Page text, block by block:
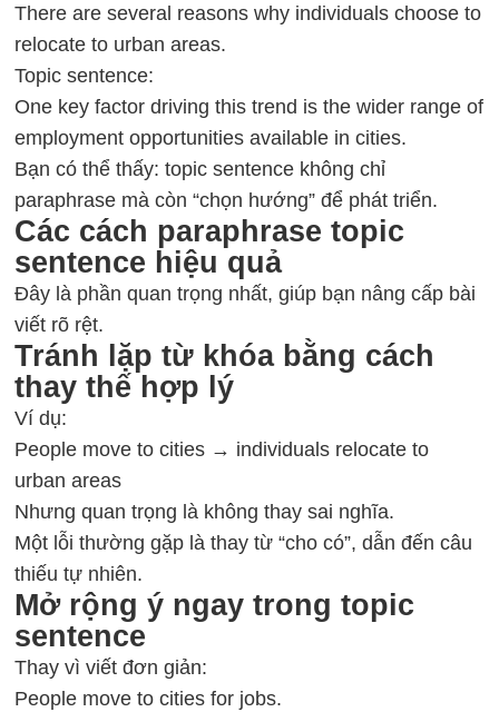
There are several reasons why individuals choose to
relocate to urban areas.
Topic sentence:
One key factor driving this trend is the wider range of
employment opportunities available in cities.
Bạn có thể thấy: topic sentence không chỉ
paraphrase mà còn “chọn hướng” để phát triển.
Các cách paraphrase topic
sentence hiệu quả
Đây là phần quan trọng nhất, giúp bạn nâng cấp bài
viết rõ rệt.
Tránh lặp từ khóa bằng cách
thay thế hợp lý
Ví dụ:
People move to cities → individuals relocate to
urban areas
Nhưng quan trọng là không thay sai nghĩa.
Một lỗi thường gặp là thay từ “cho có”, dẫn đến câu
thiếu tự nhiên.
Mở rộng ý ngay trong topic
sentence
Thay vì viết đơn giản:
People move to cities for jobs.